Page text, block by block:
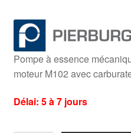
Pompe à essence
moteur M102 avec
Délai: 5 à 7 jours